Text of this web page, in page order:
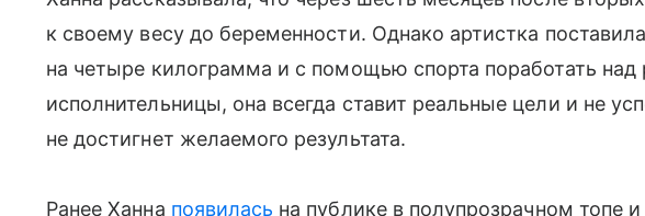
к своему весу до беременности. Однако артистка
на четыре килограмма и с помощью спорта поработать
исполнительницы, она всегда ставит реальные цели и не
не достигнет желаемого результата.
Ранее Ханна появилась на публике в полупрозрачном топе